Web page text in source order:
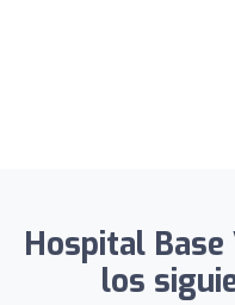
Hospital Base
los